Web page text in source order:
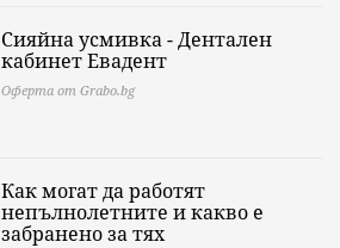
Сияйна усмивка - Дентален
кабинет Евадент
Оферта от Grabo.bg
Как могат да работят
непълнолетните и какво е
забранено за тях